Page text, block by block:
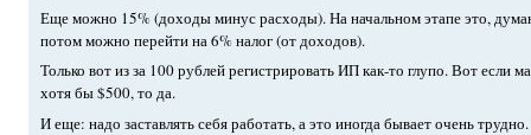
Еще можно 15% (доходы минус расходы). На начальном этапе это,
потом можно перейти на 6% налог (от доходов).
Только вот из за 100 рублей регистрировать ИП как-то глупо. Вот если
хотя бы $500, то да.
И еще: надо заставлять себя работать, а это иногда бывает очень трудно.